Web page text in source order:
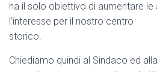
ha il solo obiettivo di aumentare
l’interesse per il nostro centro
storico.
Chiediamo quindi al Sindaco ed